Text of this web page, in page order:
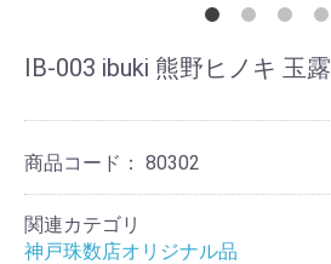
IB-003 ibuki 熊野ヒノキ 玉露
商品コード： 80302
関連カテゴリ
神戸珠数店オリジナル品